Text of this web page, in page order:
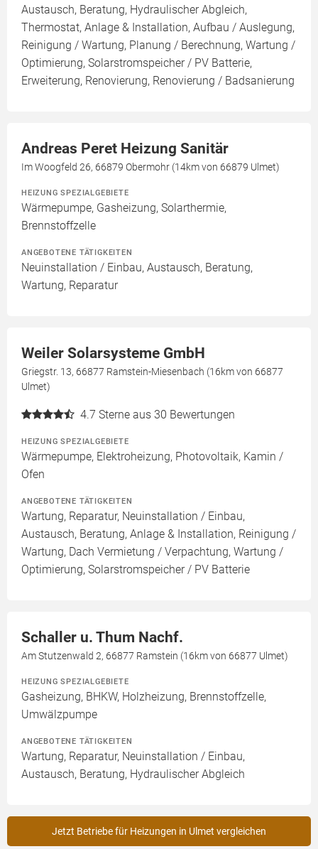
Austausch, Beratung, Hydraulischer Abgleich,
Thermostat, Anlage & Installation, Aufbau / Auslegung,
Reinigung / Wartung, Planung / Berechnung, Wartung /
Optimierung, Solarstromspeicher / PV Batterie,
Erweiterung, Renovierung, Renovierung / Badsanierung
Andreas Peret Heizung Sanitär
Im Woogfeld 26, 66879 Obermohr (14km von 66879 Ulmet)
HEIZUNG SPEZIALGEBIETE
Wärmepumpe, Gasheizung, Solarthermie,
Brennstoffzelle
ANGEBOTENE TÄTIGKEITEN
Neuinstallation / Einbau, Austausch, Beratung,
Wartung, Reparatur
Weiler Solarsysteme GmbH
Griegstr. 13, 66877 Ramstein-Miesenbach (16km von 66877
Ulmet)
4.7 Sterne aus 30 Bewertungen
HEIZUNG SPEZIALGEBIETE
Wärmepumpe, Elektroheizung, Photovoltaik, Kamin /
Ofen
ANGEBOTENE TÄTIGKEITEN
Wartung, Reparatur, Neuinstallation / Einbau,
Austausch, Beratung, Anlage & Installation, Reinigung /
Wartung, Dach Vermietung / Verpachtung, Wartung /
Optimierung, Solarstromspeicher / PV Batterie
Schaller u. Thum Nachf.
Am Stutzenwald 2, 66877 Ramstein (16km von 66877 Ulmet)
HEIZUNG SPEZIALGEBIETE
Gasheizung, BHKW, Holzheizung, Brennstoffzelle,
Umwälzpumpe
ANGEBOTENE TÄTIGKEITEN
Wartung, Reparatur, Neuinstallation / Einbau,
Austausch, Beratung, Hydraulischer Abgleich
Jetzt Betriebe für Heizungen in Ulmet vergleichen